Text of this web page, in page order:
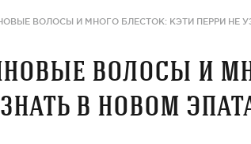
ВОЛОСЫ И МНОГО БЛЕСТОК: КЭТИ ПЕРРИ НЕ
волосы и
в новом